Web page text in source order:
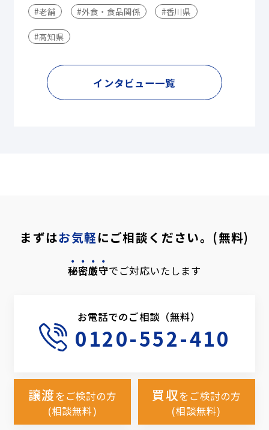
#老舗 #外食・食品関係 #香川県
#高知県
インタビュー一覧
まずはお気軽にご相談ください。(無料)
秘密厳守でご対応いたします
お電話でのご相談（無料）
0120-552-410
譲渡をご検討の方
(相談無料)
買収をご検討の方
(相談無料)